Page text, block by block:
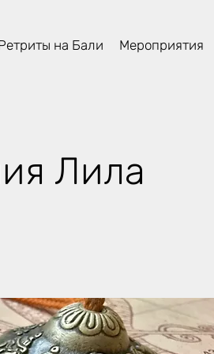
на Бали Мероприятия
Лила